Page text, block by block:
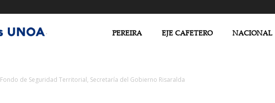
PEREIRA EJE CAFETERO NACIONAL
Fondo de Seguridad Territorial, Secretaría del Gobierno Risaralda